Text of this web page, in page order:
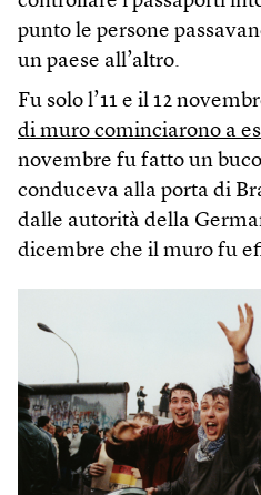
punto le persone
un paese all’altro.
Fu solo l’11 e il 12
di muro cominciarono a
novembre fu fatto un
conduceva alla porta di
dalle autorità della
dicembre che il muro fu